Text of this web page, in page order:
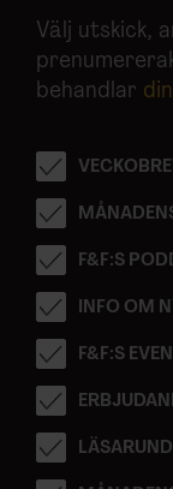
Välj utskick,
behandlar
F&F:S
INFO OM
F&F:S